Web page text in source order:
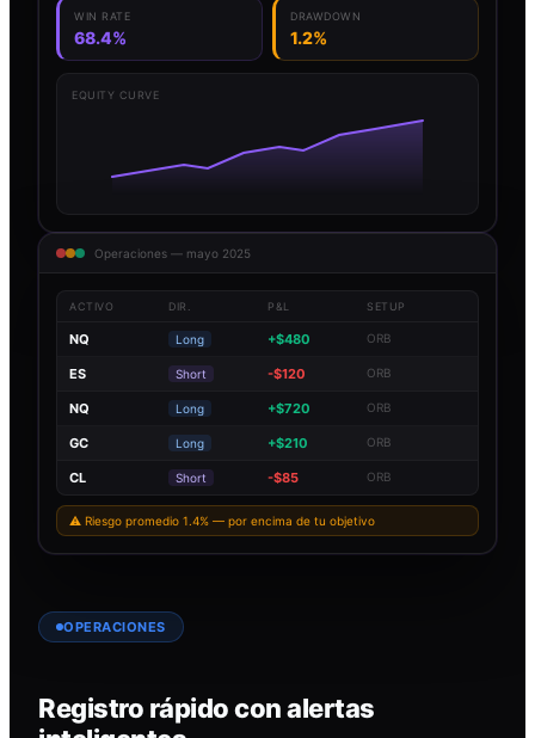
WIN RATE
68.4%
DRAWDOWN
1.2%
EQUITY CURVE
Operaciones — mayo 2025
ACTIVO DIR. P&L SETUP
NQ Long +$480 ORB
ES Short -$120 ORB
NQ Long +$720 ORB
GC Long +$210 ORB
CL Short -$85 ORB
⚠ Riesgo promedio 1.4% — por encima de tu objetivo
OPERACIONES
Registro rápido con alertas